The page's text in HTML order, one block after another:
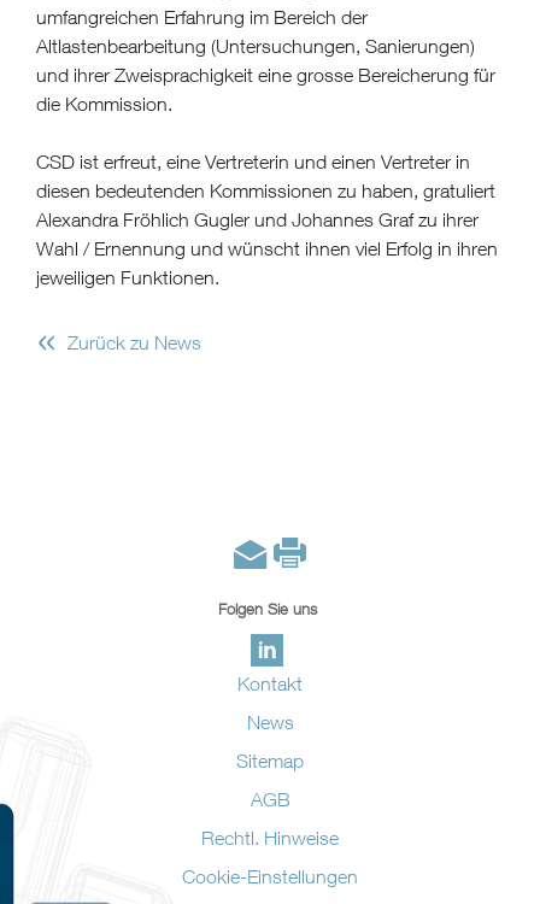
umfangreichen Erfahrung im Bereich der
Altlastenbearbeitung (Untersuchungen, Sanierungen)
und ihrer Zweisprachigkeit eine grosse Bereicherung für
die Kommission.
CSD ist erfreut, eine Vertreterin und einen Vertreter in
diesen bedeutenden Kommissionen zu haben, gratuliert
Alexandra Fröhlich Gugler und Johannes Graf zu ihrer
Wahl / Ernennung und wünscht ihnen viel Erfolg in ihren
jeweiligen Funktionen.
« Zurück zu News
Folgen Sie uns
Kontakt
News
Sitemap
AGB
Rechtl. Hinweise
Cookie-Einstellungen